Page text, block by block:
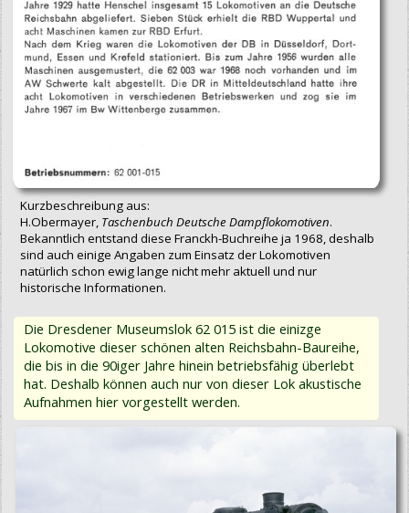
Kurzbeschreibung aus:
H.Obermayer, Taschenbuch Deutsche Dampflokomotiven.
Bekanntlich entstand diese Franckh-Buchreihe ja 1968, deshalb
sind auch einige Angaben zum Einsatz der Lokomotiven
natürlich schon ewig lange nicht mehr aktuell und nur
historische Informationen.
Die Dresdener Museumslok 62 015 ist die einizge
Lokomotive dieser schönen alten Reichsbahn-Baureihe,
die bis in die 90iger Jahre hinein betriebsfähig überlebt
hat. Deshalb können auch nur von dieser Lok akustische
Aufnahmen hier vorgestellt werden.